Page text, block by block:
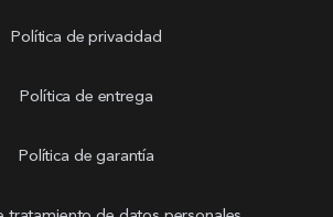
Política de privacidad
Política de entrega
Política de garantía